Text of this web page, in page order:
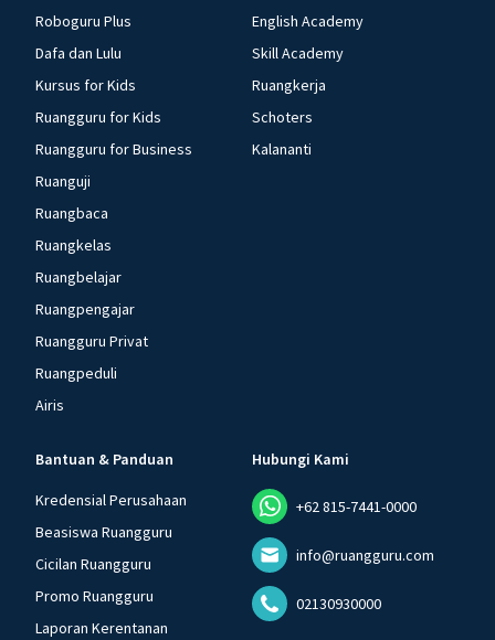
Roboguru Plus
Dafa dan Lulu
Kursus for Kids
Ruangguru for Kids
Ruangguru for Business
Ruanguji
Ruangbaca
Ruangkelas
Ruangbelajar
Ruangpengajar
Ruangguru Privat
Ruangpeduli
Airis
English Academy
Skill Academy
Ruangkerja
Schoters
Kalananti
Bantuan & Panduan
Kredensial Perusahaan
Beasiswa Ruangguru
Cicilan Ruangguru
Promo Ruangguru
Laporan Kerentanan
Hubungi Kami
+62 815-7441-0000
info@ruangguru.com
02130930000